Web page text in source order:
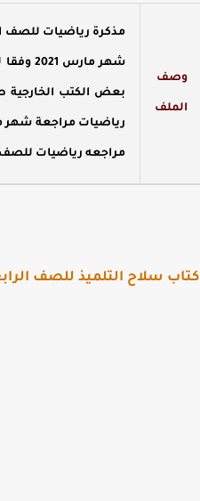
وصف
الملف
مراجعه رياضيات للصف
كتاب سلاح التلميذ للصف الرابع